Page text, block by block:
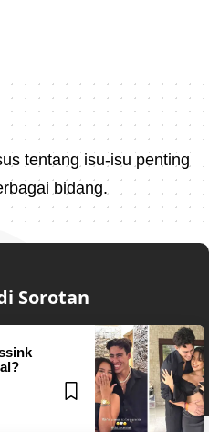
tentang isu-isu penting
bidang.
Sorotan